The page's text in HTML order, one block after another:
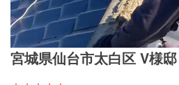
宮城県仙台市太白区 V様邸